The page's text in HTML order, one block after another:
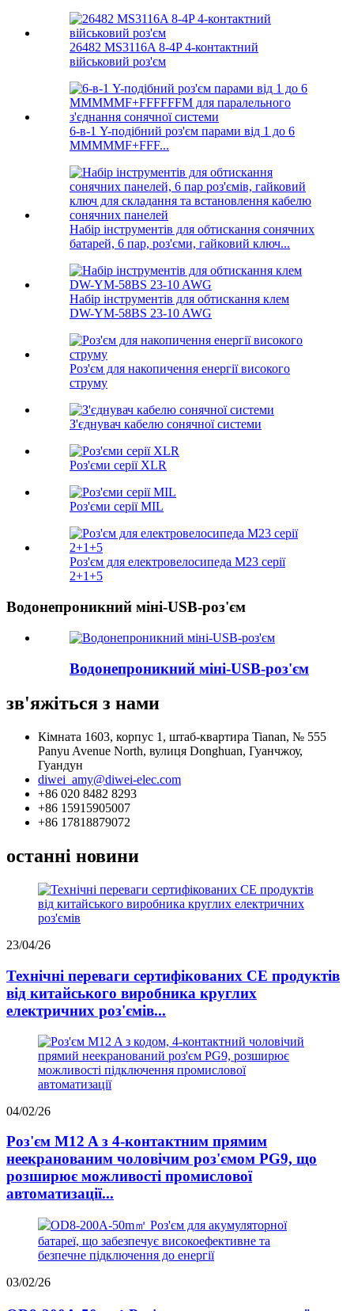
26482 MS3116A 8-4P 4-контактний
військовий роз'єм
6-в-1 Y-подібний роз'єм парами від 1 до 6
MMMMMF+FFF...
Набір інструментів для обтискання сонячних
батарей, 6 пар, роз'єми, гайковий ключ...
Набір інструментів для обтискання клем
DW-YM-58BS 23-10 AWG
Роз'єм для накопичення енергії високого
струму
З'єднувач кабелю сонячної системи
Роз'єми серії XLR
Роз'єми серії MIL
Роз'єм для електровелосипеда M23 серії
2+1+5
Водонепроникний міні-USB-роз'єм
Водонепроникний міні-USB-роз'єм
зв'яжіться з нами
Кімната 1603, корпус 1, штаб-квартира Tianan, № 555
Panyu Avenue North, вулиця Donghuan, Гуанчжоу,
Гуандун
diwei_amy@diwei-elec.com
+86 020 8482 8293
+86 15915905007
+86 17818879072
останні новини
23/04/26
Технічні переваги сертифікованих CE продуктів
від китайського виробника круглих
електричних роз'ємів...
04/02/26
Роз'єм M12 A з 4-контактним прямим
неекранованим чоловічим роз'ємом PG9, що
розширює можливості промислової
автоматизації...
03/02/26